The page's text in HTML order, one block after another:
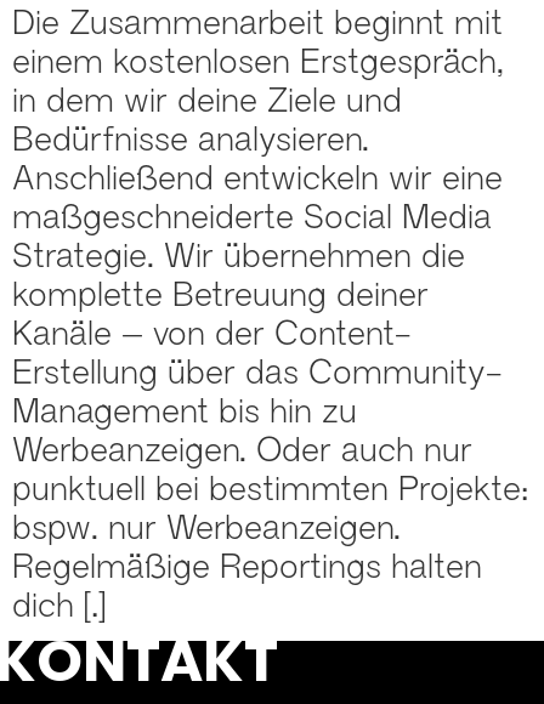
Die Zusammenarbeit beginnt mit
einem kostenlosen Erstgespräch,
in dem wir deine Ziele und
Bedürfnisse analysieren.
Anschließend entwickeln wir eine
maßgeschneiderte Social Media
Strategie. Wir übernehmen die
komplette Betreuung deiner
Kanäle – von der Content-
Erstellung über das Community-
Management bis hin zu
Werbeanzeigen. Oder auch nur
punktuell bei bestimmten Projekte:
bspw. nur Werbeanzeigen.
Regelmäßige Reportings halten
dich […]